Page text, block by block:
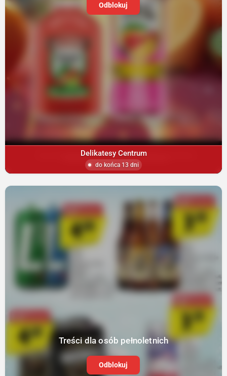
Odblokuj
Delikatesy Centrum
do końca 13 dni
Treści dla osób pełnoletnich
Odblokuj